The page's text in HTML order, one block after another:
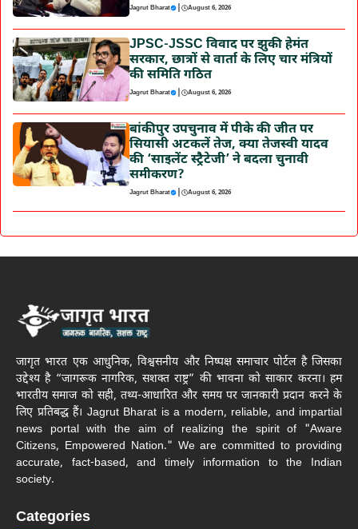
Jagrut Bharat | August 6, 2026
JPSC-JSSC विवाद पर झुकी हेमंत
सरकार, छात्रों से वार्ता के लिए चार मंत्रियों
की समिति गठित
Jagrut Bharat | August 6, 2026
बांकीपुर उपचुनाव में पीके की जीत पर
सियासी अटकलें तेज, क्या तेजस्वी यादव
की ‘साइलेंट स्ट्रैटेजी’ ने बदला चुनावी
समीकरण?
Jagrut Bharat | August 6, 2026
जागृत भारत एक आधुनिक, विश्वसनीय और निष्पक्ष समाचार पोर्टल है जिसका
उद्देश्य है “जागरूक नागरिक, सशक्त राष्ट्र” की भावना को साकार करना। हम
भारतीय समाज को सही, तथ्य-आधारित और समय पर जानकारी प्रदान करने के
लिए प्रतिबद्ध हैं। Jagrut Bharat is a modern, reliable, and impartial
news portal with the aim of realizing the spirit of "Aware
Citizens, Empowered Nation." We are committed to providing
accurate, fact-based, and timely information to the Indian
society.
Categories